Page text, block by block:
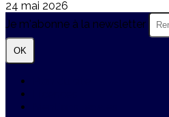
24 mai 2026
Je m'abonne à la newsletter
OK